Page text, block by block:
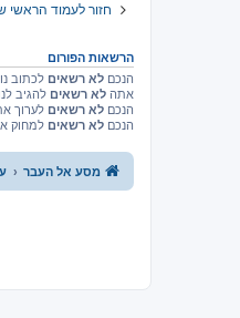
חזור לעמוד הראשי
הרשאות הפורום
הנכם לא רשאים לכתוב
אתה לא רשאים להגיב
הנכם לא רשאים לערוך
הנכם לא רשאים למחוק
מסע אל העבר